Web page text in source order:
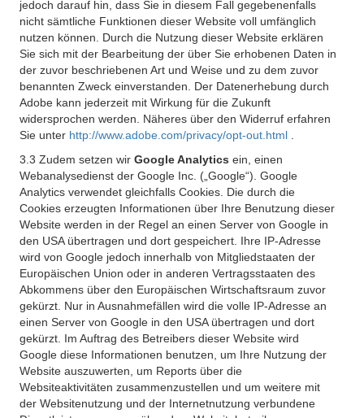
jedoch darauf hin, dass Sie in diesem Fall gegebenenfalls
nicht sämtliche Funktionen dieser Website voll umfänglich
nutzen können. Durch die Nutzung dieser Website erklären
Sie sich mit der Bearbeitung der über Sie erhobenen Daten in
der zuvor beschriebenen Art und Weise und zu dem zuvor
benannten Zweck einverstanden. Der Datenerhebung durch
Adobe kann jederzeit mit Wirkung für die Zukunft
widersprochen werden. Näheres über den Widerruf erfahren
Sie unter http://www.adobe.com/privacy/opt-out.html
3.3 Zudem setzen wir Google Analytics ein, einen
Webanalysedienst der Google Inc. („Google“). Google
Analytics verwendet gleichfalls Cookies. Die durch die
Cookies erzeugten Informationen über Ihre Benutzung dieser
Website werden in der Regel an einen Server von Google in
den USA übertragen und dort gespeichert. Ihre IP-Adresse
wird von Google jedoch innerhalb von Mitgliedstaaten der
Europäischen Union oder in anderen Vertragsstaaten des
Abkommens über den Europäischen Wirtschaftsraum zuvor
gekürzt. Nur in Ausnahmefällen wird die volle IP-Adresse an
einen Server von Google in den USA übertragen und dort
gekürzt. Im Auftrag des Betreibers dieser Website wird
Google diese Informationen benutzen, um Ihre Nutzung der
Website auszuwerten, um Reports über die
Websiteaktivitäten zusammenzustellen und um weitere mit
der Websitenutzung und der Internetnutzung verbundene